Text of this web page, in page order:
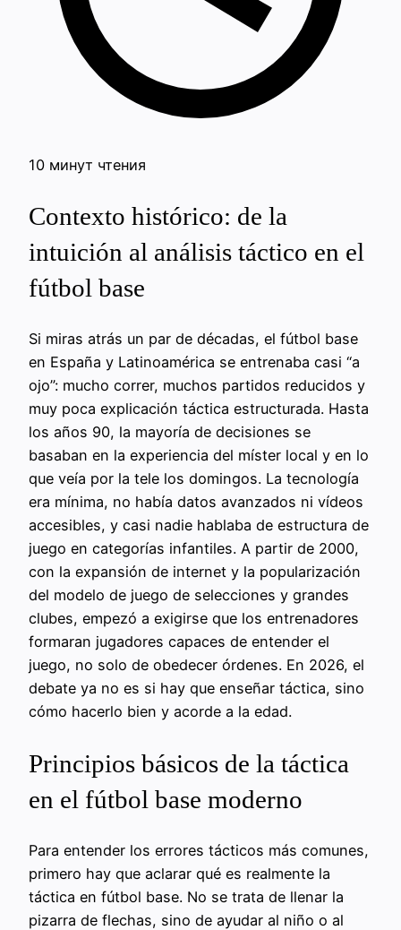
10 минут чтения
Contexto histórico: de la
intuición al análisis táctico en el
fútbol base
Si miras atrás un par de décadas, el fútbol base
en España y Latinoamérica se entrenaba casi “a
ojo”: mucho correr, muchos partidos reducidos y
muy poca explicación táctica estructurada. Hasta
los años 90, la mayoría de decisiones se
basaban en la experiencia del míster local y en lo
que veía por la tele los domingos. La tecnología
era mínima, no había datos avanzados ni vídeos
accesibles, y casi nadie hablaba de estructura de
juego en categorías infantiles. A partir de 2000,
con la expansión de internet y la popularización
del modelo de juego de selecciones y grandes
clubes, empezó a exigirse que los entrenadores
formaran jugadores capaces de entender el
juego, no solo de obedecer órdenes. En 2026, el
debate ya no es si hay que enseñar táctica, sino
cómo hacerlo bien y acorde a la edad.
Principios básicos de la táctica
en el fútbol base moderno
Para entender los errores tácticos más comunes,
primero hay que aclarar qué es realmente la
táctica en fútbol base. No se trata de llenar la
pizarra de flechas, sino de ayudar al niño o al